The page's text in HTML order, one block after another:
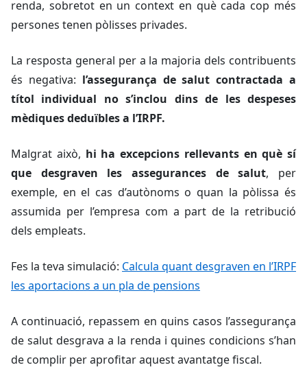
renda, sobretot en un context en què cada cop més
persones tenen pòlisses privades.
La resposta general per a la majoria dels contribuents
és negativa: l’assegurança de salut contractada a
títol individual no s’inclou dins de les despeses
mèdiques deduïbles a l’IRPF.
Malgrat això, hi ha excepcions rellevants en què sí
que desgraven les assegurances de salut, per
exemple, en el cas d’autònoms o quan la pòlissa és
assumida per l’empresa com a part de la retribució
dels empleats.
Fes la teva simulació: Calcula quant desgraven en l’IRPF
les aportacions a un pla de pensions
A continuació, repassem en quins casos l’assegurança
de salut desgrava a la renda i quines condicions s’han
de complir per aprofitar aquest avantatge fiscal.